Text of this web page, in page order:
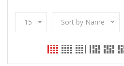
15 Sort by Name